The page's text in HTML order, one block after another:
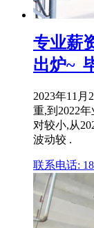
专业薪
出炉~_
2023年11
重,到2022
对较小,从
波动较 .
联系电话: